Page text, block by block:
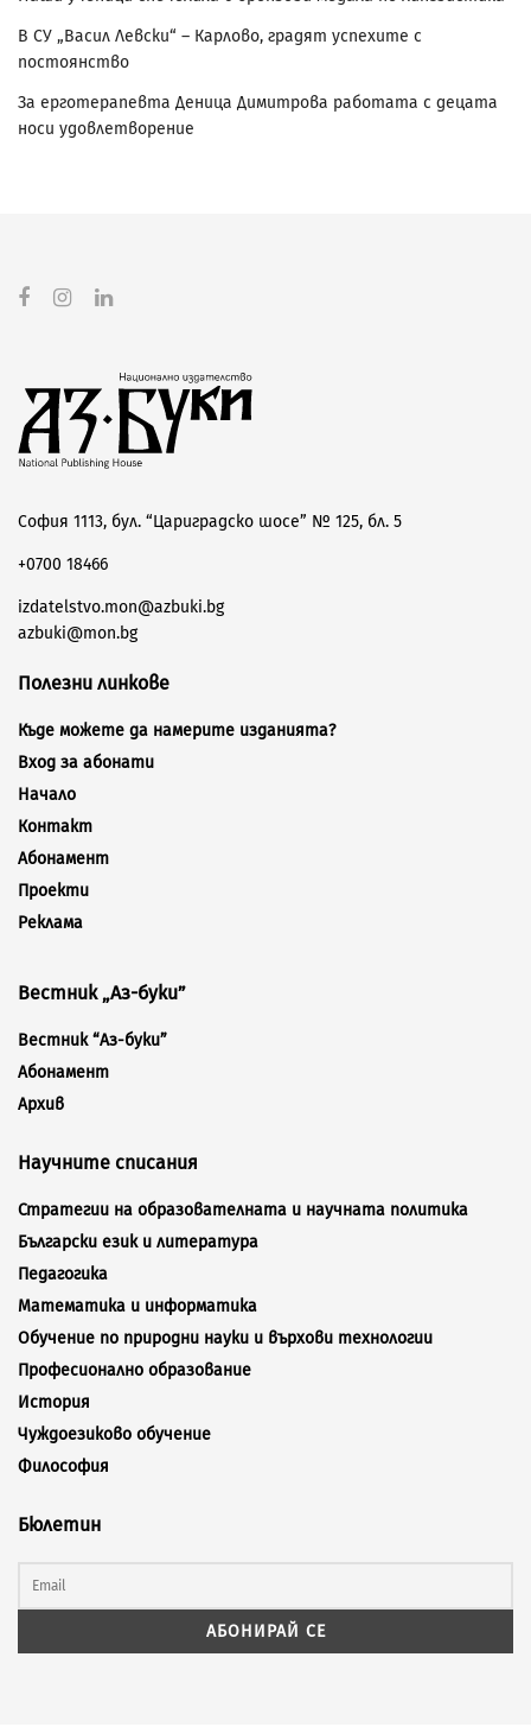
В СУ „Васил Левски“ – Карлово, градят успехите с
постоянство
За ерготерапевта Деница Димитрова работата с децата
носи удовлетворение
София 1113, бул. “Цариградско шосе” № 125, бл. 5
+0700 18466
izdatelstvo.mon@azbuki.bg
azbuki@mon.bg
Полезни линкове
Къде можете да намерите изданията?
Вход за абонати
Начало
Контакт
Абонамент
Проекти
Реклама
Вестник „Аз-буки”
Вестник “Аз-буки”
Абонамент
Архив
Научните списания
Стратегии на образователната и научната политика
Български език и литература
Педагогика
Математика и информатика
Обучение по природни науки и върхови технологии
Професионално образование
История
Чуждоезиково обучение
Философия
Бюлетин